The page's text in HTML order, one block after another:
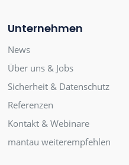
Unternehmen
News
Über uns & Jobs
Sicherheit & Datenschutz
Referenzen
Kontakt & Webinare
mantau weiterempfehlen